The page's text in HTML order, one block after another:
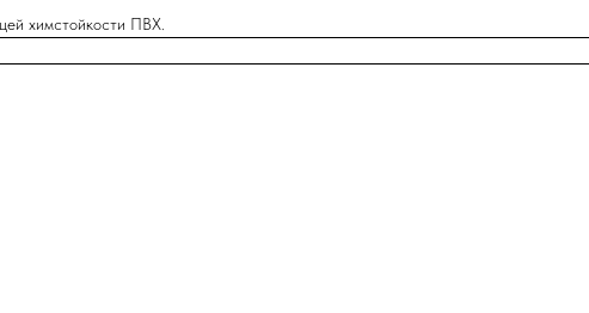
химстойкости ПВХ.